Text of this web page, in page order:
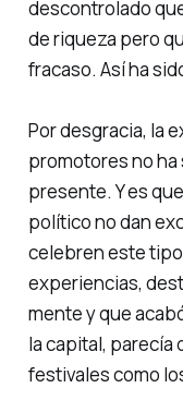
descontrolado
de riqueza pero
fracaso. Así ha
Por desgracia, la
promotores no
presente. Y es
político no dan
celebren este
experiencias,
mente y que
la capital, parecía
festivales como